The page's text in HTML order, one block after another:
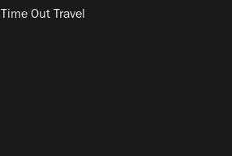
Time Out Travel